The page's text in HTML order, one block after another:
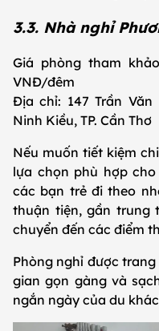
3.3. Nhà nghỉ
Giá phòng tham
VNĐ/đêm
Địa chỉ: 147 Trần Văn
Ninh Kiều, TP. Cần Thơ
Nếu muốn tiết kiệm
lựa chọn phù hợp
các bạn trẻ đi theo
thuận tiện, gần trung
chuyển đến các điểm
Phòng nghỉ được
gian gọn gàng và
ngắn ngày của du